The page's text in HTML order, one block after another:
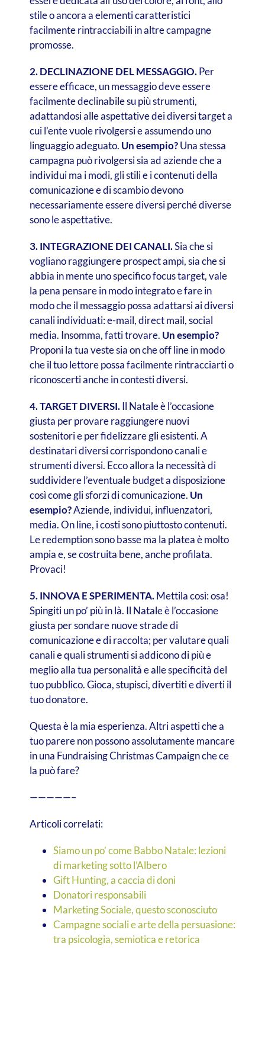
stile o ancora a elementi caratteristici
facilmente rintracciabili in altre campagne
promosse.
2. DECLINAZIONE DEL MESSAGGIO.Per
essere efficace, un messaggio deve essere
facilmente declinabile su più strumenti,
adattandosi alle aspettative dei diversi target a
cui l’ente vuole rivolgersi e assumendo uno
linguaggio adeguato. Un esempio?Una stessa
campagna può rivolgersi sia ad aziende che a
individui ma i modi, gli stili e i contenuti della
comunicazione e di scambio devono
necessariamente essere diversi perché diverse
sono le aspettative.
3. INTEGRAZIONE DEI CANALI.Sia che si
vogliano raggiungere prospect ampi, sia che si
abbia in mente uno specifico focus target, vale
la pena pensare in modo integrato e fare in
modo che il messaggio possa adattarsi ai diversi
canali individuati: e-mail, direct mail, social
media. Insomma, fatti trovare. Un esempio?
Proponi la tua veste sia on che off line in modo
che il tuo lettore possa facilmente rintracciarti o
riconoscerti anche in contesti diversi.
4. TARGET DIVERSI.Il Natale è l’occasione
giusta per provare raggiungere nuovi
sostenitori e per fidelizzare gli esistenti. A
destinatari diversi corrispondono canali e
strumenti diversi. Ecco allora la necessità di
suddividere l’eventuale budget a disposizione
così come gli sforzi di comunicazione. Un
esempio?Aziende, individui, influenzatori,
media. On line, i costi sono piuttosto contenuti.
Le redemption sono basse ma la platea è molto
ampia e, se costruita bene, anche profilata.
Provaci!
5. INNOVA E SPERIMENTA.Mettila così: osa!
Spingiti un po’ più in là. Il Natale è l’occasione
giusta per sondare nuove strade di
comunicazione e di raccolta; per valutare quali
canali e quali strumenti si addicono di più e
meglio alla tua personalità e alle specificità del
tuo pubblico. Gioca, stupisci, divertiti e diverti il
tuo donatore.
Questa è la mia esperienza. Altri aspetti che a
tuo parere non possono assolutamente mancare
in una Fundraising Christmas Campaign che ce
la può fare?
—————–
Articoli correlati:
Siamo un po’ come Babbo Natale: lezioni
di marketing sotto l’Albero
Gift Hunting, a caccia di doni
Donatori responsabili
Marketing Sociale, questo sconosciuto
Campagne sociali e arte della persuasione:
tra psicologia, semiotica e retorica